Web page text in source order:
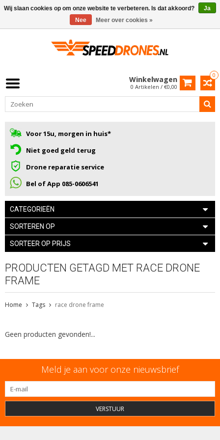
0
Winkelwagen
0 Artikelen / €0,00
Voor 15u, morgen in huis*
Niet goed geld terug
Drone reparatie service
Bel of App 085-0606541
CATEGORIEËN
SORTEREN OP
SORTEER OP PRIJS
PRODUCTEN GETAGD MET RACE DRONE
FRAME
Home Tags race drone frame
Geen producten gevonden!...
Meld je aan voor onze nieuwsbrief
VERSTUUR
Wij slaan cookies op om onze website te verbeteren. Is dat akkoord?
Ja
Nee
Meer over cookies »